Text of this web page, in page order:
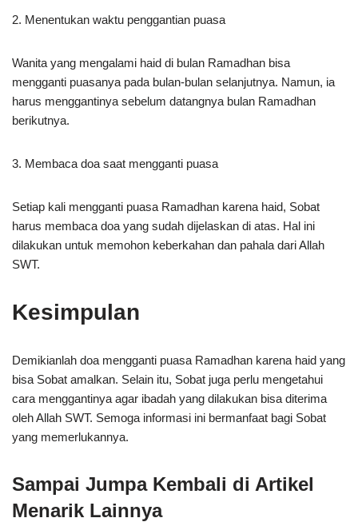
2. Menentukan waktu penggantian puasa
Wanita yang mengalami haid di bulan Ramadhan bisa
mengganti puasanya pada bulan-bulan selanjutnya. Namun, ia
harus menggantinya sebelum datangnya bulan Ramadhan
berikutnya.
3. Membaca doa saat mengganti puasa
Setiap kali mengganti puasa Ramadhan karena haid, Sobat
harus membaca doa yang sudah dijelaskan di atas. Hal ini
dilakukan untuk memohon keberkahan dan pahala dari Allah
SWT.
Kesimpulan
Demikianlah doa mengganti puasa Ramadhan karena haid yang
bisa Sobat amalkan. Selain itu, Sobat juga perlu mengetahui
cara menggantinya agar ibadah yang dilakukan bisa diterima
oleh Allah SWT. Semoga informasi ini bermanfaat bagi Sobat
yang memerlukannya.
Sampai Jumpa Kembali di Artikel
Menarik Lainnya